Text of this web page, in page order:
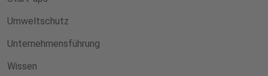
Umweltschutz
Unternehmensführung
Wissen